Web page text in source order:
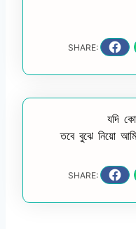
SHARE:
যদি
তবে বুঝে নিয়ো
SHARE: